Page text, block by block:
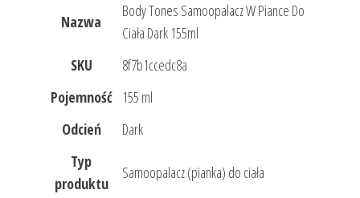
Nazwa
Body Tones Samoopalacz W Piance Do
Ciała Dark 155ml
SKU
8f7b1ccedc8a
Pojemność 155 ml
Odcień
Dark
Typ
produktu
Samoopalacz (pianka) do ciała